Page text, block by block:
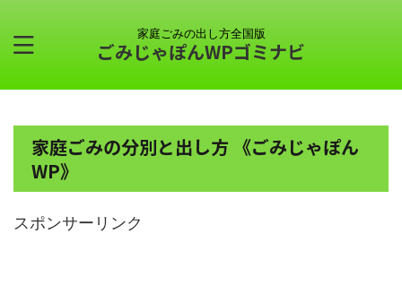
家庭ごみの出し方全国版
ごみじゃぽんWPゴミナビ
家庭ごみの分別と出し方 《ごみじゃぽん
WP》
スポンサーリンク